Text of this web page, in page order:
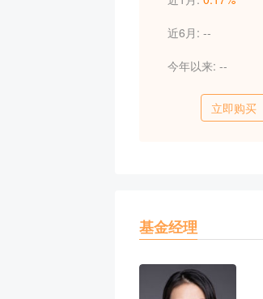
近6月: --
今年以来: --
立即购买
基金经理